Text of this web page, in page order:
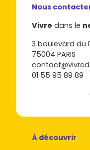
vélo, bornes de
Envie de passer à
, filtre par
et demande les
rapidement repérer
bien placé pour
pour t'installer
Nous
Vivre dans le
3 boulevard du
75004 PARIS
01 55 95 89 89
À découvrir